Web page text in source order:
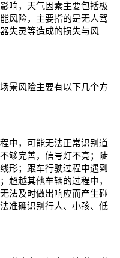
响，天气因素主要包括极
风险，主要指的是无人驾
失灵等造成的损失与风
景风险主要有以下几个方
中，可能无法正常识别道
够完善，信号灯不亮；陡
形；跟车行驶过程中遇到
超越其他车辆的过程中，
法及时做出响应而产生碰
准确识别行人、小孩、低